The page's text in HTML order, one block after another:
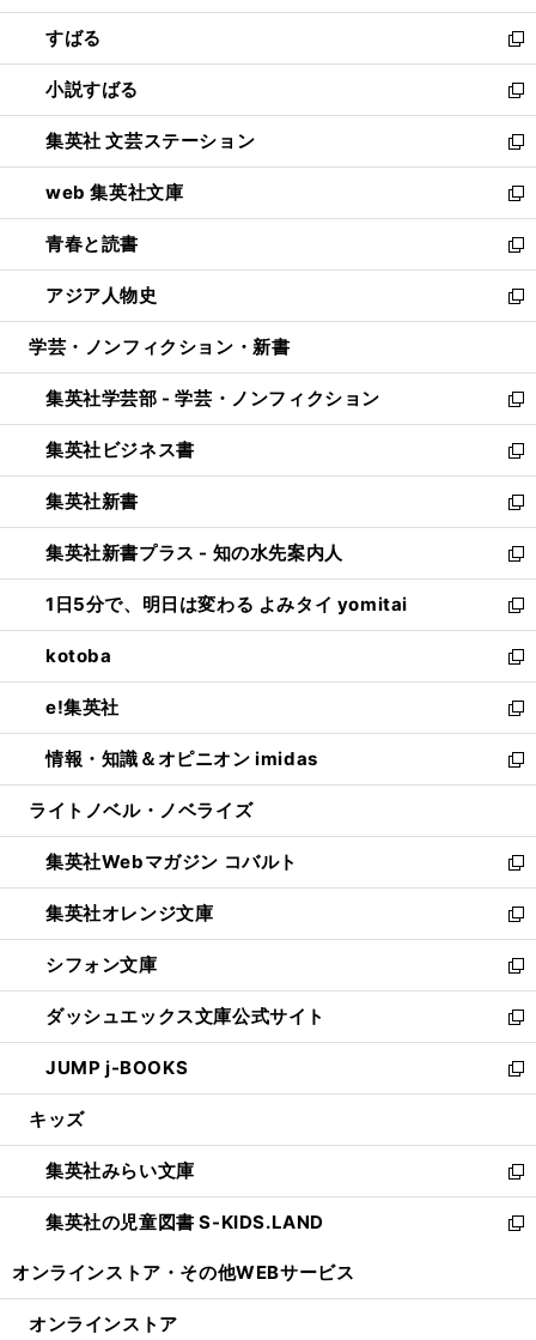
開
く
ウ
で
開
く
ン
ド
ウ
で
開
く
すばる
新
し
い
ウ
ィ
ン
ド
ウ
で
開
く
小説すばる
新
し
い
ウ
ィ
ン
ド
ウ
で
開
集英社 文芸ステーション
新
し
い
ウ
ィ
ン
ド
ウ
開
く
web 集英社文庫
新
し
い
ウ
ィ
ン
ウ
で
開
く
青春と読書
新
し
い
ウ
ン
ド
ウ
で
開
く
アジア人物史
新
し
ウ
ィ
ン
ド
ウ
で
開
く
学芸・ノンフィクション・新書
集英社学芸部 - 学芸・ノンフィクション
新
し
い
ウ
ィ
ン
ド
ウ
で
開
く
集英社ビジネス書
新
し
い
ウ
ィ
ン
ド
ウ
で
開
く
集英社新書
新
し
い
ウ
ィ
ン
ド
ウ
で
開
く
集英社新書プラス - 知の水先案内人
新
し
い
ウ
ィ
ン
ド
ウ
で
開
1日5分で、明日は変わる よみタイ yomitai
新
し
い
ウ
ィ
ン
ド
ウ
開
く
kotoba
新
し
い
ウ
ィ
ン
ウ
で
開
く
e!集英社
新
し
い
ウ
ン
ド
ウ
で
開
く
情報・知識＆オピニオン imidas
新
し
ウ
ィ
ン
ド
ウ
で
開
く
ライトノベル・ノベライズ
集英社Webマガジン コバルト
新
し
い
ウ
ィ
ン
ド
ウ
で
開
集英社オレンジ文庫
新
し
い
ウ
ィ
ン
ド
ウ
開
く
シフォン文庫
新
し
い
ウ
ィ
ン
ウ
で
開
く
ダッシュエックス文庫公式サイト
新
し
い
ウ
ン
ド
ウ
で
JUMP j-BOOKS
新
し
ウ
ィ
ン
ド
開
キッズ
集英社みらい文庫
新
し
い
ン
集英社の児童図書 S-KIDS.LAND
新
ウ
オンラインストア・ その他WEBサービス
オンラインストア